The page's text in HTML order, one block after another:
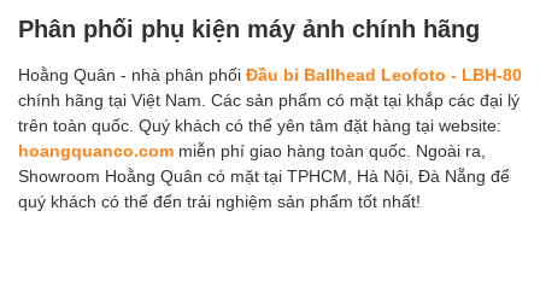
Phân phối phụ kiện máy ảnh chính hãng
Hoằng Quân - nhà phân phối Đầu bi Ballhead Leofoto - LBH-80
chính hãng tại Việt Nam. Các sản phẩm có mặt tại khắp các đại lý
trên toàn quốc. Quý khách có thể yên tâm đặt hàng tại website:
hoangquanco.com miễn phí giao hàng toàn quốc. Ngoài ra,
Showroom Hoằng Quân có mặt tại TPHCM, Hà Nội, Đà Nẵng để
quý khách có thể đến trải nghiệm sản phẩm tốt nhất!